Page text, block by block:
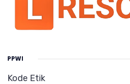
PPWI
Kode Etik